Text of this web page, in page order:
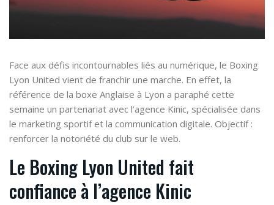
Face aux défis incontournables liés au numérique, le Boxing
Lyon United vient de franchir une marche. En effet, la
référence de la boxe Anglaise à Lyon a paraphé cette
semaine un partenariat avec l’agence Kinic, spécialisée dans
le marketing sportif et la communication digitale. Objectif :
renforcer la notoriété du club sur le web.
Le Boxing Lyon United fait
confiance à l’agence Kinic